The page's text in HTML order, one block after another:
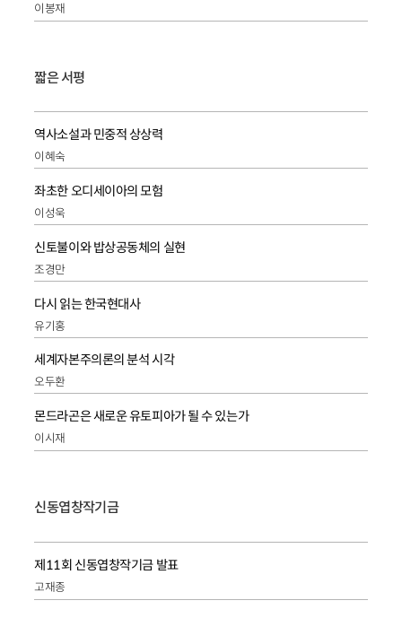
이봉재
짧은 서평
역사소설과 민중적 상상력
이혜숙
좌초한 오디세이아의 모험
이성욱
신토불이와 밥상공동체의 실현
조경만
다시 읽는 한국현대사
유기홍
세계자본주의론의 분석 시각
오두환
몬드라곤은 새로운 유토피아가 될 수 있는가
이시재
신동엽창작기금
제11회 신동엽창작기금 발표
고재종